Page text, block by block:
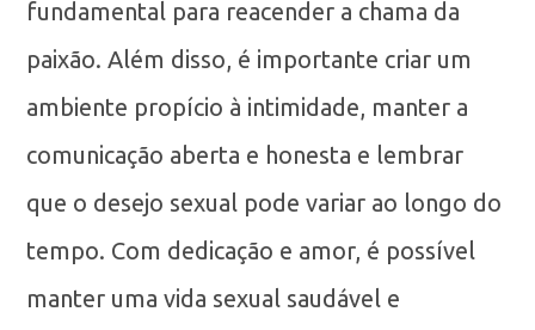
fundamental para reacender a chama da
paixão. Além disso, é importante criar um
ambiente propício à intimidade, manter a
comunicação aberta e honesta e lembrar
que o desejo sexual pode variar ao longo do
tempo. Com dedicação e amor, é possível
manter uma vida sexual saudável e